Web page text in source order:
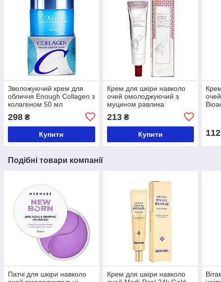
Зволожуючий крем для
обличчя Enough Collagen з
колагеном 50 мл
298 ₴
Купити
Крем для шкіри навколо
очей омолоджуючий з
муцином равлика
FarmStay Snail Repair Eye
Cream 40 мл
213₴
Купити
Подібні товари компанії
Патчі для шкіри навколо
Крем для шкіри навколо